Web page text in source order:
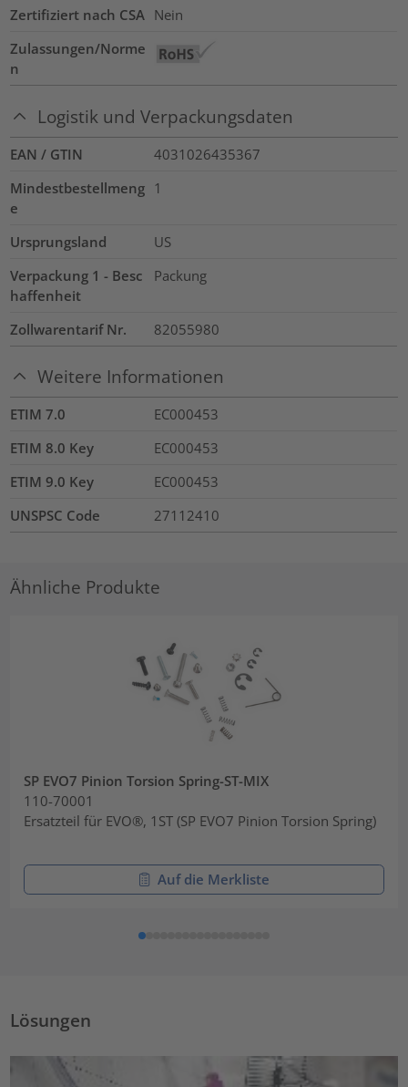
Zertifiziert nach CSA Nein
Zulassungen/Norme
n
Logistik und Verpackungsdaten
EAN / GTIN
4031026435367
Mindestbestellmeng
e
1
Ursprungsland
US
Verpackung 1 - Besc
haffenheit
Packung
Zollwarentarif Nr. 82055980
Weitere Informationen
ETIM 7.0
EC000453
ETIM 8.0 Key
EC000453
ETIM 9.0 Key
EC000453
UNSPSC Code
27112410
Ähnliche Produkte
SP EVO7 Pinion Torsion Spring-ST-MIX
110-70001
Ersatzteil für EVO®, 1ST (SP EVO7 Pinion Torsion Spring)
Auf die Merkliste
Lösungen